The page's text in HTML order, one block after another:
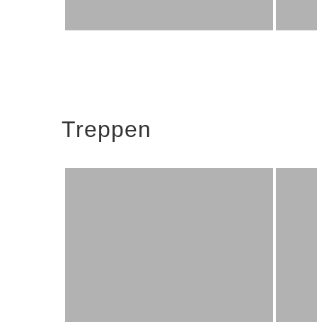
Treppen